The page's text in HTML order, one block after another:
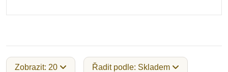
Zobrazit: 20 Řadit podle: Skladem